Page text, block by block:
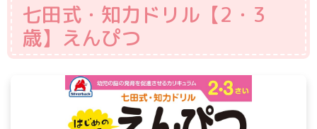
七田式・知力ドリル【2・3
歳】えんぴつ